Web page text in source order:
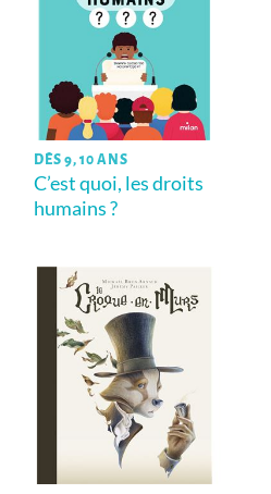
DÈS 9, 10 ANS
C’est quoi, les droits
humains ?